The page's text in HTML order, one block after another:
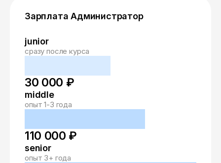
Зарплата Администратор
junior
сразу после курса
30 000 ₽
middle
опыт 1-3 года
110 000 ₽
senior
опыт 3+ года